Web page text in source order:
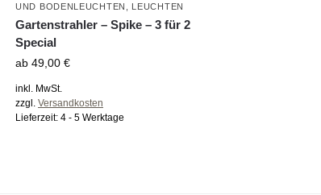
ND BODENLEUCHTEN
LEUCHTEN
Gartenstrahler – Spike – 3 für 2
Special
ab49,00€
inkl. MwSt.
zzgl.Versandkosten
Lieferzeit:4 - 5 Werktage